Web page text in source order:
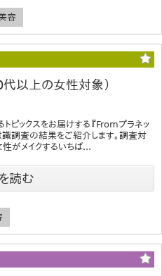
容
代以上の女性対象）
ピックスをお届けする『Fromプラネッ
識調査の結果をご紹介します。調査対
がメイクするいちば...
読む